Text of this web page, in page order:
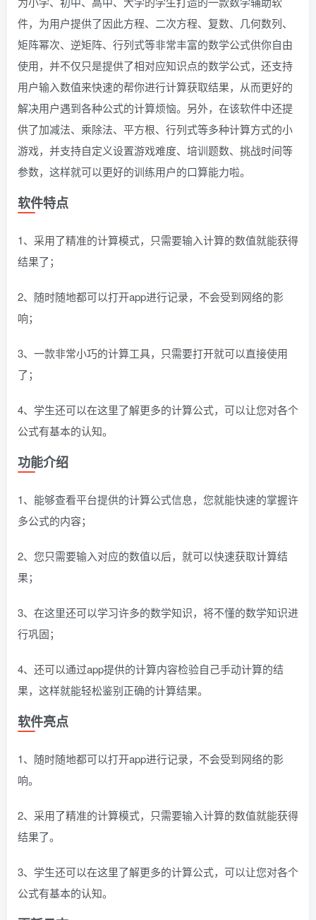
件，为用户提供了因此方程、二次方程、复数、几何数列、
矩阵幂次、逆矩阵、行列式等非常丰富的数学公式供你自由
使用，并不仅只是提供了相对应知识点的数学公式，还支持
用户输入数值来快速的帮你进行计算获取结果，从而更好的
解决用户遇到各种公式的计算烦恼。另外，在该软件中还提
供了加减法、乘除法、平方根、行列式等多种计算方式的小
游戏，并支持自定义设置游戏难度、培训题数、挑战时间等
参数，这样就可以更好的训练用户的口算能力啦。
软件特点
1、采用了精准的计算模式，只需要输入计算的数值就能获得
结果了；
2、随时随地都可以打开app进行记录，不会受到网络的影
响；
3、一款非常小巧的计算工具，只需要打开就可以直接使用
了；
4、学生还可以在这里了解更多的计算公式，可以让您对各个
公式有基本的认知。
功能介绍
1、能够查看平台提供的计算公式信息，您就能快速的掌握许
多公式的内容；
2、您只需要输入对应的数值以后，就可以快速获取计算结
果；
3、在这里还可以学习许多的数学知识，将不懂的数学知识进
行巩固；
4、还可以通过app提供的计算内容检验自己手动计算的结
果，这样就能轻松鉴别正确的计算结果。
软件亮点
1、随时随地都可以打开app进行记录，不会受到网络的影
响。
2、采用了精准的计算模式，只需要输入计算的数值就能获得
结果了。
3、学生还可以在这里了解更多的计算公式，可以让您对各个
公式有基本的认知。